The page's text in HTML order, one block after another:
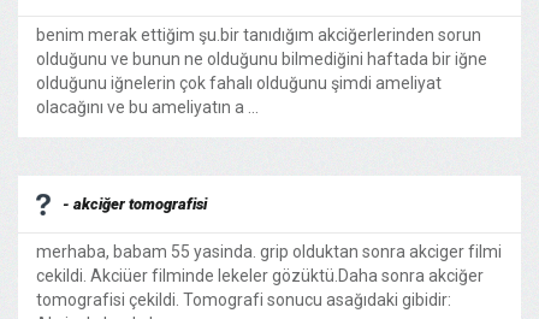
benim merak ettiğim şu.bir tanıdığım akciğerlerinden sorun
olduğunu ve bunun ne olduğunu bilmediğini haftada bir iğne
olduğunu iğnelerin çok fahalı olduğunu şimdi ameliyat
olacağını ve bu ameliyatın a ...
- akciğer tomografisi
merhaba, babam 55 yasinda. grip olduktan sonra akciger filmi
cekildi. Akciüer filminde lekeler gözüktü.Daha sonra akciğer
tomografisi çekildi. Tomografi sonucu asağıdaki gibidir: